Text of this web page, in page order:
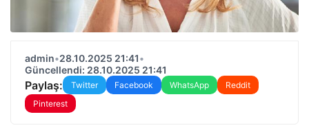
admin•28.10.2025 21:41•
Güncellendi: 28.10.2025 21:41
Paylaş: Twitter Facebook WhatsApp
Reddit
Pinterest